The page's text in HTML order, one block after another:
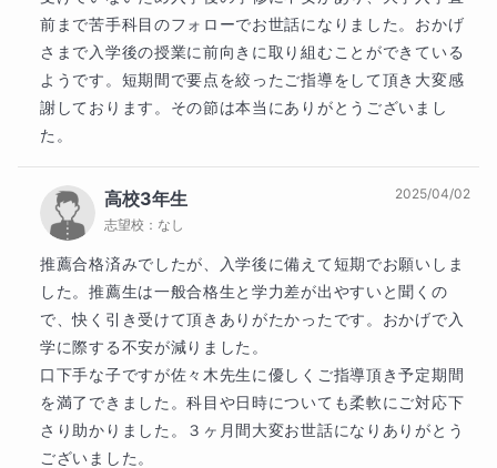
・志望校はあるけれど、何から始めていいか迷ってい
・今の塾や学校の授業についていけず、焦っている
そんな不安を抱えている方は、ぜひ一度お話を聞かせ
える瞬間を、一緒に見つけていきましょう。
【指導可能日程】
要相談
※本業の関係で指導時間帯の完全固定が難しい場合があ
ります。何卒ご容赦下さい。
【指導可能科目】
前まで苦手科目のフォローでお世話になりました。おかげ
さまで入学後の授業に前向きに取り組むことができている
ようです。短期間で要点を絞ったご指導をして頂き大変感
謝しております。その節は本当にありがとうございまし
た。
高校3年生
志望校： なし
2025/04/02
推薦合格済みでしたが、入学後に備えて短期でお願いしま
した。推薦生は一般合格生と学力差が出やすいと聞くの
で、快く引き受けて頂きありがたかったです。おかげで入
学に際する不安が減りました。
口下手な子ですが佐々木先生に優しくご指導頂き予定期間
を満了できました。科目や日時についても柔軟にご対応下
さり助かりました。３ヶ月間大変お世話になりありがとう
ございました。